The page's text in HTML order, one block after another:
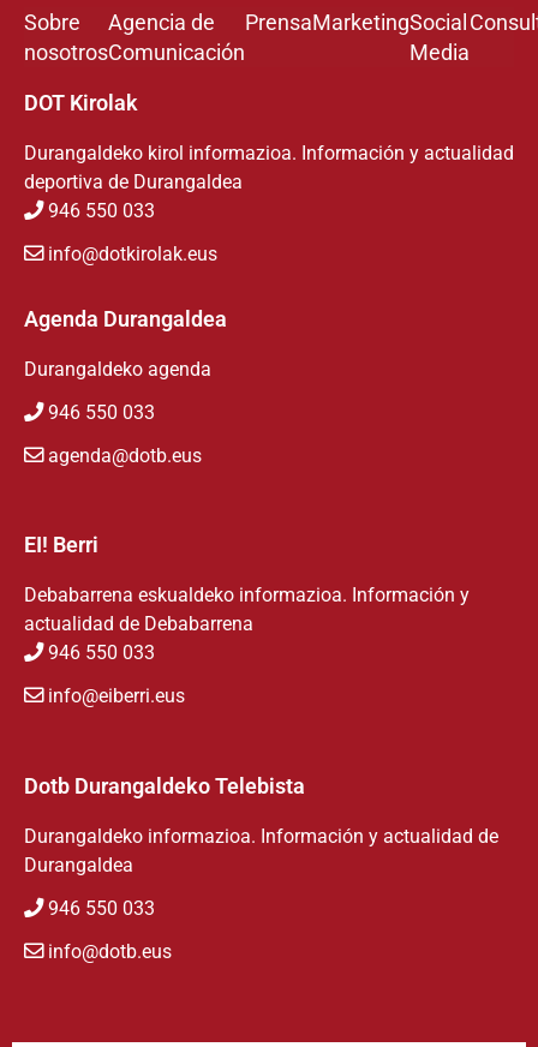
Sobre
nosotros
Agencia de
Comunicación
PrensaMarketingSocial
Media
DOT Kirolak
Durangaldeko kirol informazioa. Información y actualidad
deportiva de Durangaldea
946 550 033
info@dotkirolak.eus
Agenda Durangaldea
Durangaldeko agenda
946 550 033
agenda@dotb.eus
EI! Berri
Debabarrena eskualdeko informazioa. Información y
actualidad de Debabarrena
946 550 033
info@eiberri.eus
Dotb Durangaldeko Telebista
Durangaldeko informazioa. Información y actualidad de
Durangaldea
946 550 033
info@dotb.eus